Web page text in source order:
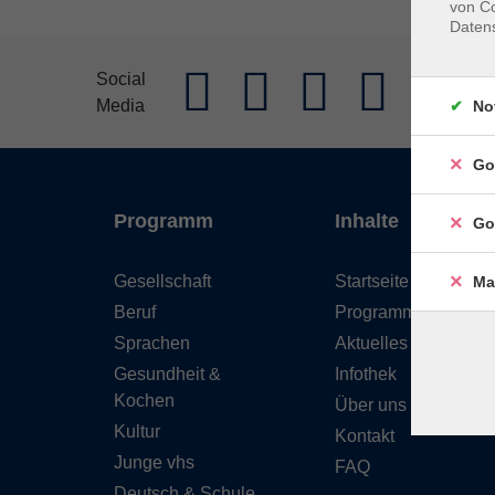
Social
Media
AGB
Programm
Gesellschaft
Beruf
Sprachen
Gesundheit &
Kochen
Kultur
Junge vhs
Inhalte
Startseite
Programm
Aktuelles
Infothek
Über uns
Kontakt
FAQ
von